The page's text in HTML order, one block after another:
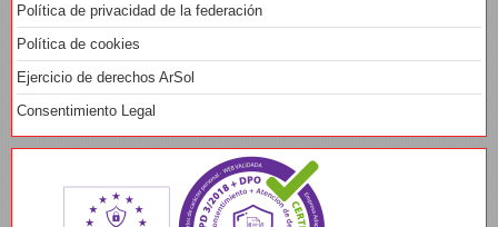
Política de privacidad de la federación
Política de cookies
Ejercicio de derechos ArSol
Consentimiento Legal